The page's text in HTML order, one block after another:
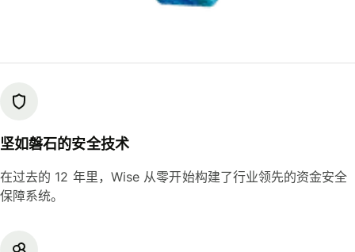
坚如磐石的安全技术
在过去的 12 年里，Wise 从零开始构建了行业领先的资金安全
保障系统。